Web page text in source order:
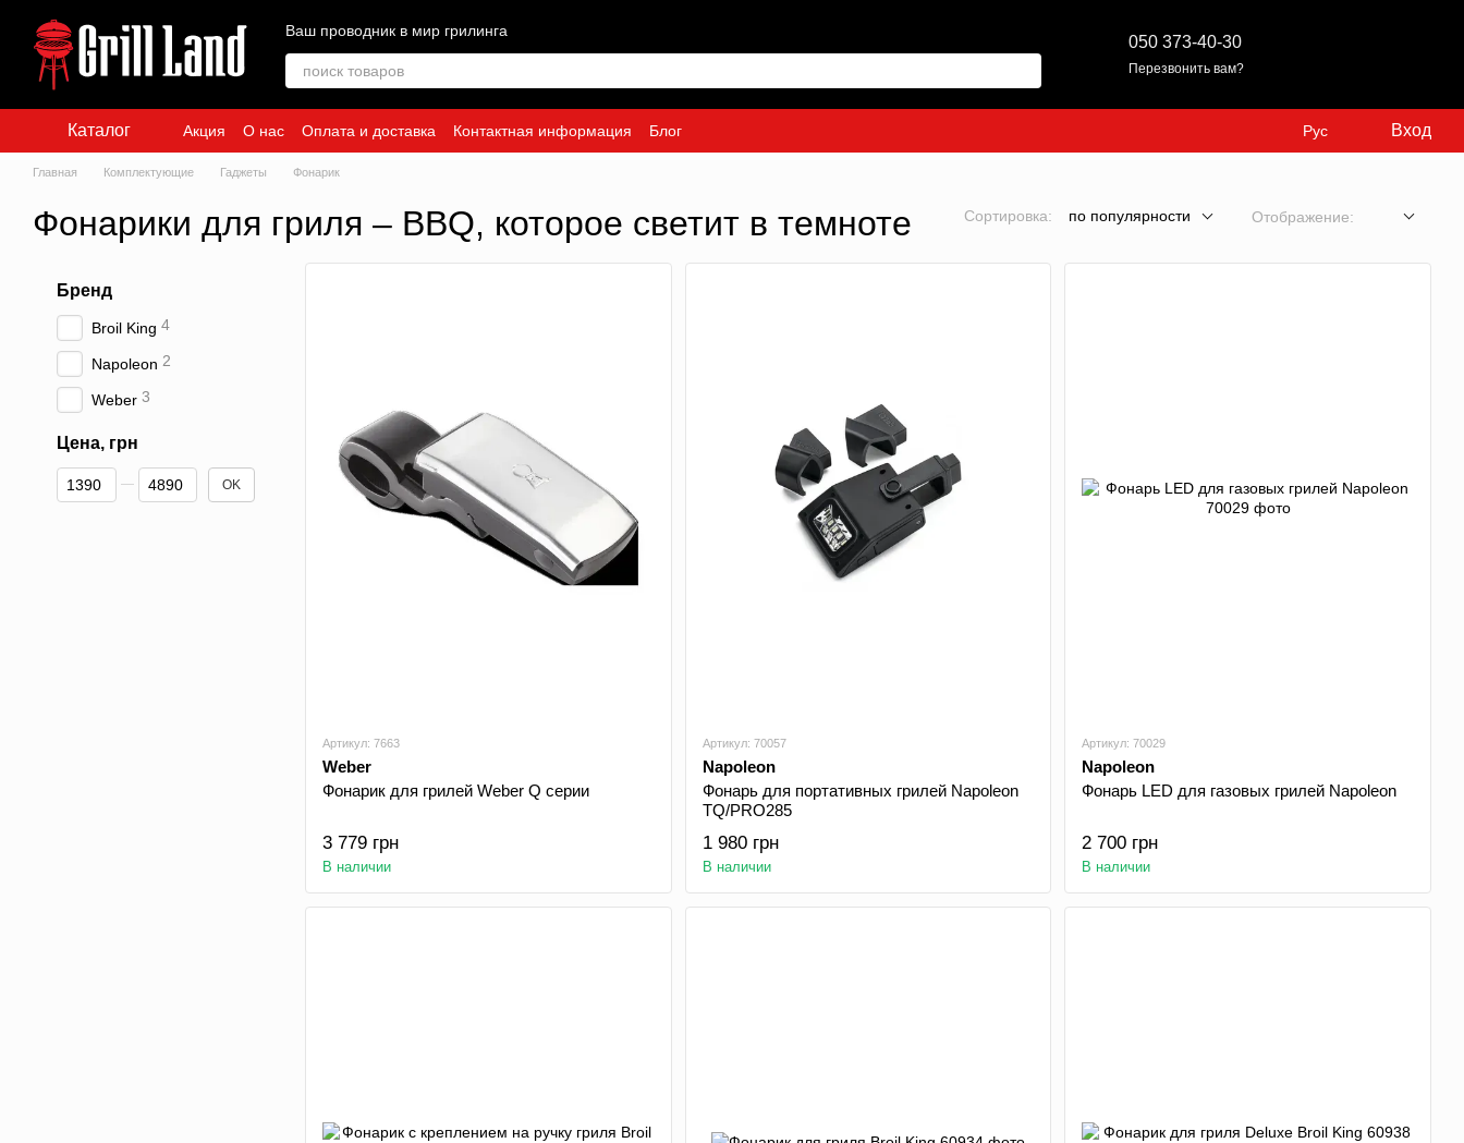
Перейти к основному контенту
Ваш проводник в мир грилинга
050 373-40-30
Перезвонить вам?
Каталог Акция О нас Оплата и доставка Контактная информация Блог Рус Вход
Главная Комплектующие Гаджеты Фонарик
Фонарики для гриля – BBQ, которое светит в темноте Сортировка: по популярности Отображение:
Артикул: 7663
Weber
Фонарик для грилей Weber Q серии
3 779 грн
В наличии
Артикул: 70057
Napoleon
Фонарь для портативных грилей Napoleon
TQ/PRO285
1 980 грн
В наличии
Артикул: 70029
Napoleon
Фонарь LED для газовых грилей Napoleon
2 700 грн
В наличии
Бренд
Broil King 4
Napoleon 2
Weber 3
Цена, грн
От Цена, грн
До Цена, грн OK